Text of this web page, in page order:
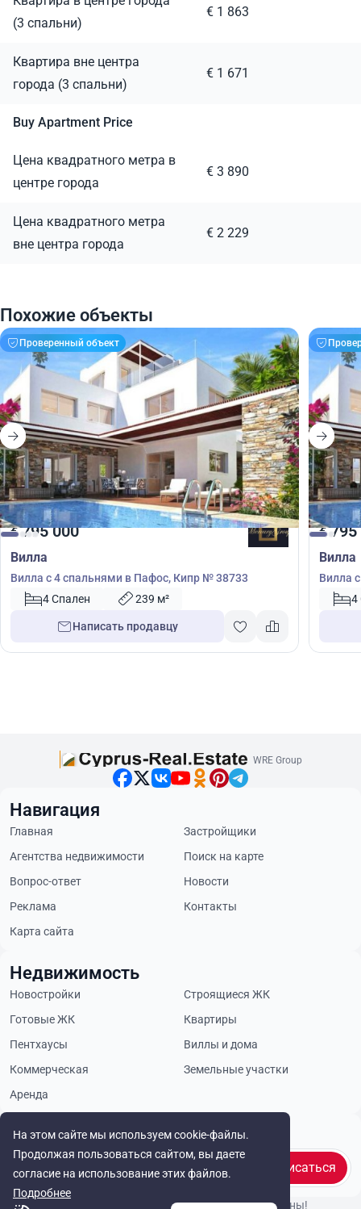
(3 спальни)
€ 1 863
Квартира вне центра
города (3 спальни)
€ 1 671
Buy Apartment Price
Цена квадратного метра в
центре города
€ 3 890
Цена квадратного метра
вне центра города
€ 2 229
Похожие объекты
Проверенный объект
€795 000
Вилла
Вилла с 4 спальнями в Пафос, Кипр № 38733
4 Спален
239 м²
Написать продавцу
€795
Вилла
Вилла
4
На этом сайте мы используем cookie-файлы.
Продолжая пользоваться сайтом, вы даете
согласие на использование этих файлов.
Подробнее
WRE Group
Будьте в курсе
Подписаться
Навигация
Главная
Застройщики
Агентства недвижимости
Поиск на карте
Вопрос-ответ
Новости
Реклама
Контакты
Карта сайта
Недвижимость
Новостройки
Строящиеся ЖК
Готовые ЖК
Квартиры
Пентхаусы
Виллы и дома
Коммерческая
Земельные участки
Аренда
© Cyprus Realestate 2026. Все права защищены!